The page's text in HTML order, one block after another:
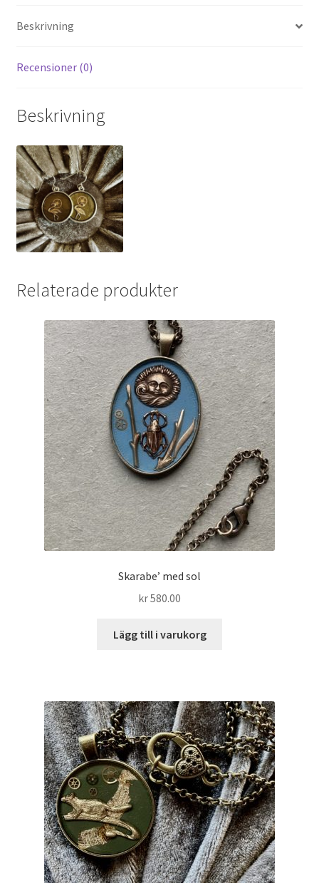
Beskrivning
Recensioner (0)
Beskrivning
Relaterade produkter
Skarabe’ med sol
kr580.00
Lägg till i varukorg